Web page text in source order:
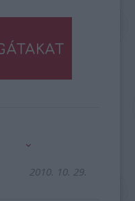
2010. 10. 29.